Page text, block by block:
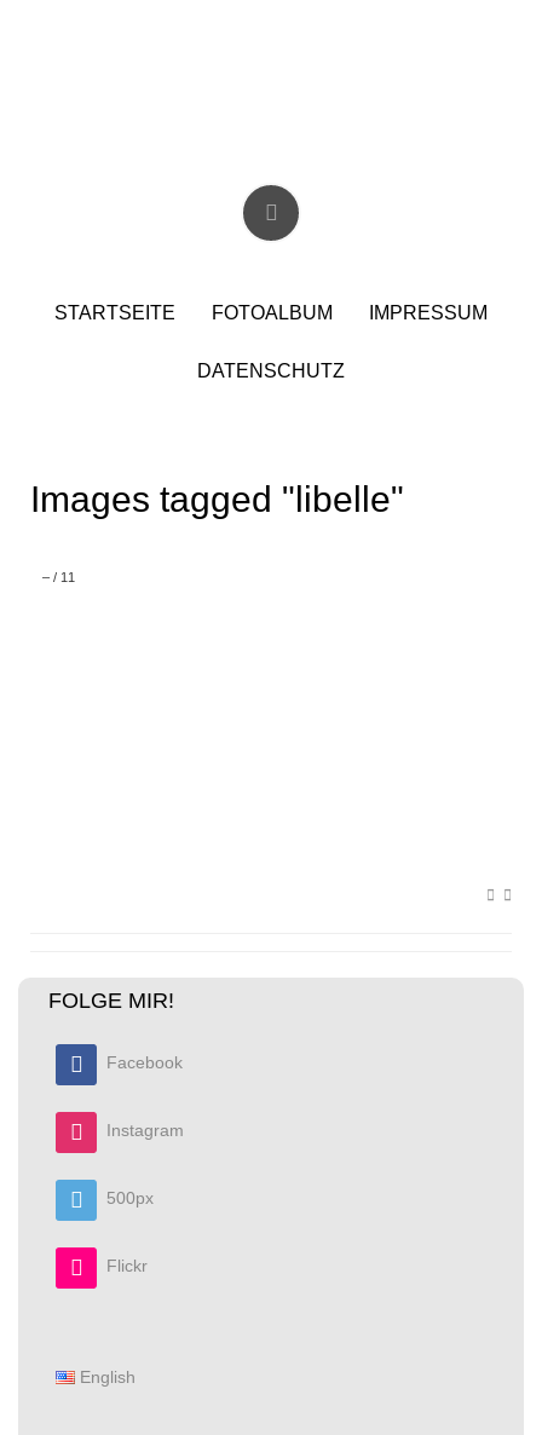
STARTSEITE FOTOALBUM IMPRESSUM
DATENSCHUTZ
Images tagged "libelle"
– / 11
FOLGE MIR!
Facebook
Instagram
500px
Flickr
English